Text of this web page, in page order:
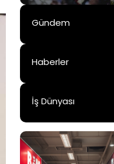
Gündem
Haberler
İş Dünyası